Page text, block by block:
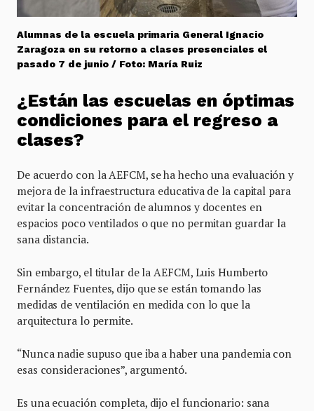
Alumnas de la escuela primaria General Ignacio
Zaragoza en su retorno a clases presenciales el
pasado 7 de junio / Foto: María Ruiz
¿Están las escuelas en óptimas
condiciones para el regreso a
clases?
De acuerdo con la AEFCM, se ha hecho una evaluación y
mejora de la infraestructura educativa de la capital para
evitar la concentración de alumnos y docentes en
espacios poco ventilados o que no permitan guardar la
sana distancia.
Sin embargo, el titular de la AEFCM, Luis Humberto
Fernández Fuentes, dijo que se están tomando las
medidas de ventilación en medida con lo que la
arquitectura lo permite.
“Nunca nadie supuso que iba a haber una pandemia con
esas consideraciones”, argumentó.
Es una ecuación completa, dijo el funcionario: sana